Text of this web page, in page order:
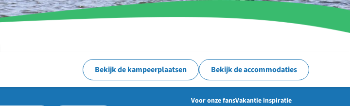
Bekijk de kampeerplaatsen Bekijk de accommodaties
Voor onze fansVakantie inspiratie